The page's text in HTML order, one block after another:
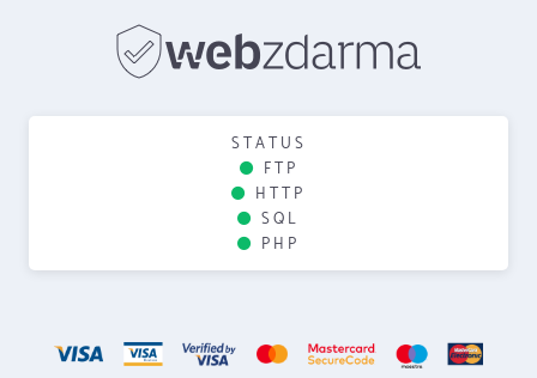
STATUS
FTP
HTTP
SQL
PHP